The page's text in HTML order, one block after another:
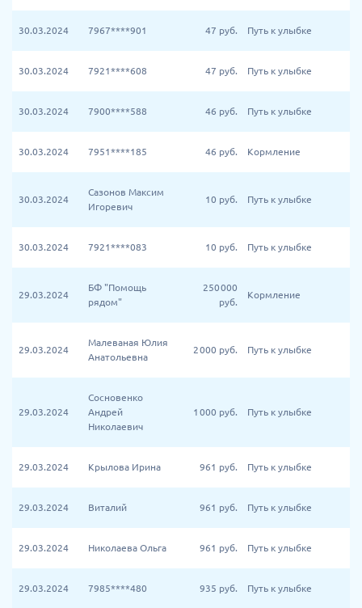
30.03.2024 7967****901 47 руб. Путь к улыбке
30.03.2024 7921****608 47 руб. Путь к улыбке
30.03.2024 7900****588 46 руб. Путь к улыбке
30.03.2024 7951****185 46 руб. Кормление
30.03.2024
Сазонов Максим
Игоревич
10 руб. Путь к улыбке
30.03.2024 7921****083 10 руб. Путь к улыбке
29.03.2024
БФ "Помощь
рядом"
250 000
руб.
Кормление
29.03.2024
Малеваная Юлия
Анатольевна
2 000 руб. Путь к улыбке
29.03.2024
Сосновенко
Андрей
Николаевич
1 000 руб. Путь к улыбке
29.03.2024 Крылова Ирина 961 руб. Путь к улыбке
29.03.2024 Виталий 961 руб. Путь к улыбке
29.03.2024 Николаева Ольга 961 руб. Путь к улыбке
29.03.2024 7985****480 935 руб. Путь к улыбке